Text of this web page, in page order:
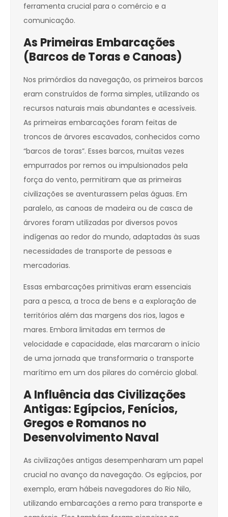
ferramenta crucial para o comércio e a
comunicação.
As Primeiras Embarcações
(Barcos de Toras e Canoas)
Nos primórdios da navegação, os primeiros barcos
eram construídos de forma simples, utilizando os
recursos naturais mais abundantes e acessíveis.
As primeiras embarcações foram feitas de
troncos de árvores escavados, conhecidos como
“barcos de toras”. Esses barcos, muitas vezes
empurrados por remos ou impulsionados pela
força do vento, permitiram que as primeiras
civilizações se aventurassem pelas águas. Em
paralelo, as canoas de madeira ou de casca de
árvores foram utilizadas por diversos povos
indígenas ao redor do mundo, adaptadas às suas
necessidades de transporte de pessoas e
mercadorias.
Essas embarcações primitivas eram essenciais
para a pesca, a troca de bens e a exploração de
territórios além das margens dos rios, lagos e
mares. Embora limitadas em termos de
velocidade e capacidade, elas marcaram o início
de uma jornada que transformaria o transporte
marítimo em um dos pilares do comércio global.
A Influência das Civilizações
Antigas: Egípcios, Fenícios,
Gregos e Romanos no
Desenvolvimento Naval
As civilizações antigas desempenharam um papel
crucial no avanço da navegação. Os egípcios, por
exemplo, eram hábeis navegadores do Rio Nilo,
utilizando embarcações a remo para transporte e